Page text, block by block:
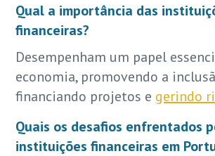
Qual a importância das
financeiras?
Desempenham um papel
economia, promovendo a
financiando projetos e gerindo
Quais os desafios enfrentados
instituições financeiras em